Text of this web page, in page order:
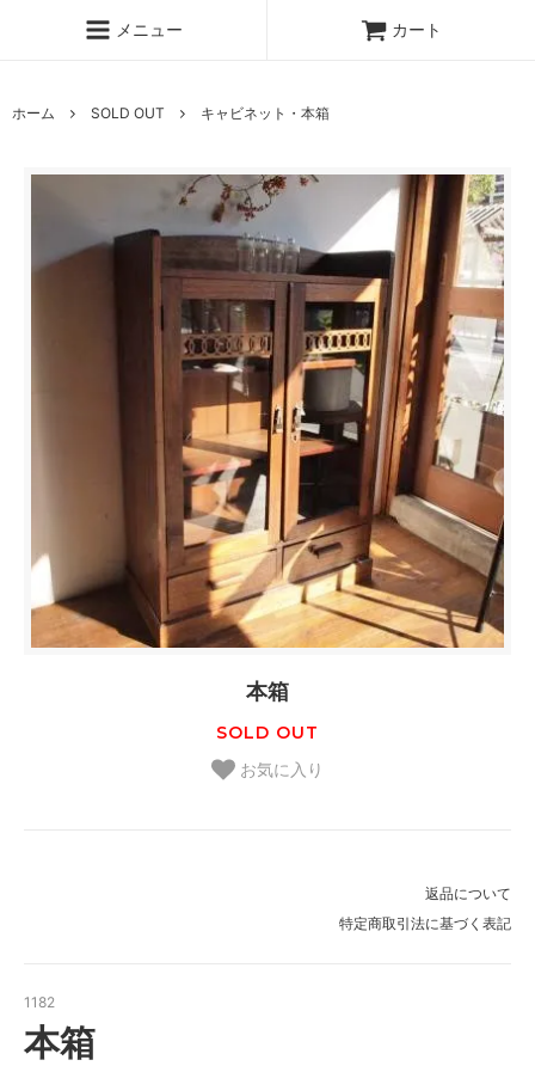
メニュー カート
ホーム SOLD OUT キャビネット・本箱
本箱
SOLD OUT
お気に入り
返品について
特定商取引法に基づく表記
1182
本箱